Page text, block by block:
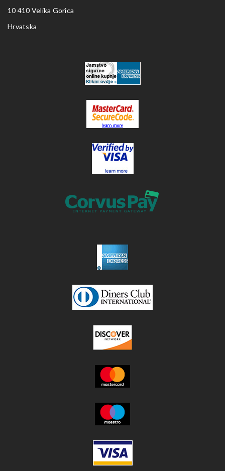
10 410 Velika Gorica
Hrvatska